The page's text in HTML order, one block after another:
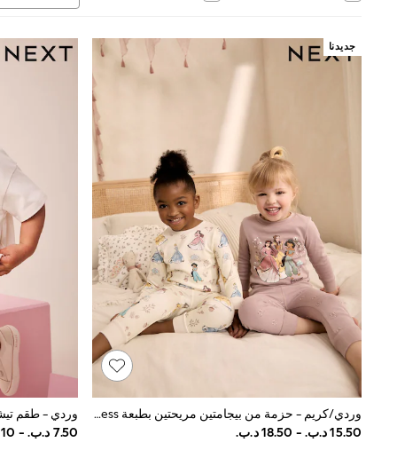
Sun Safe
Sun Hats & Caps
Tops & T-Shirts
Cover Ups & Kaftans
Sandals
Swimwear
Jumpsuits & Playsuits
Beachwear
Skirts
Trousers
Sunglasses
Sun Hats & Caps
Resort Styles
Boys' Holiday Shop
Linen Collection
Tops & T-Shirts
Shirts
جديدنا
وردي/كريم - حزمة من بيجامتين مريحتين بطبعة Disney Princess (9 أشهر -12سنوات)